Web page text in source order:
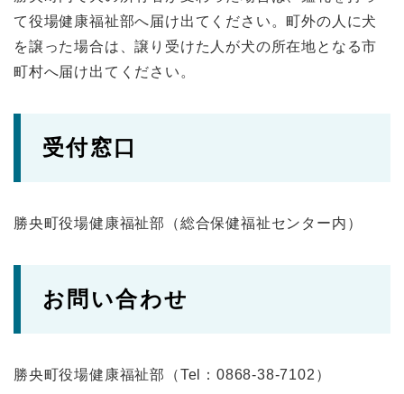
て役場健康福祉部へ届け出てください。町外の人に犬
を譲った場合は、譲り受けた人が犬の所在地となる市
町村へ届け出てください。
受付窓口
勝央町役場健康福祉部（総合保健福祉センター内）
お問い合わせ
勝央町役場健康福祉部（Tel：0868-38-7102）